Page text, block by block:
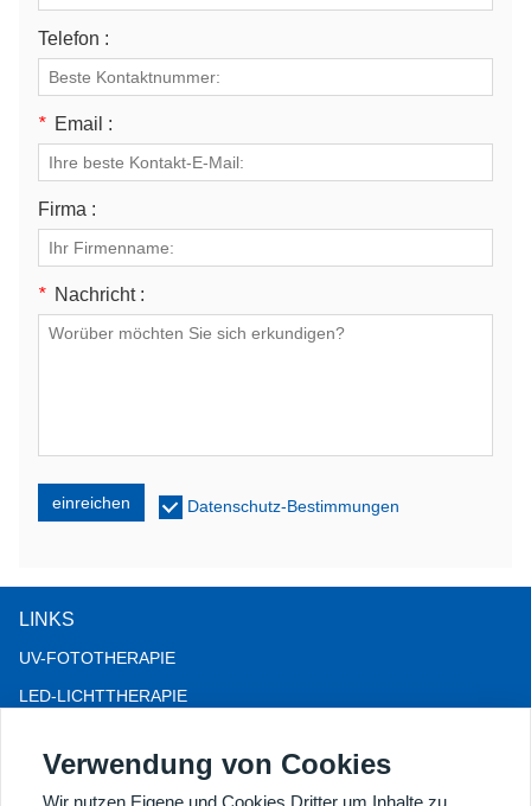
Telefon :
* Email :
Firma :
* Nachricht :
einreichen Datenschutz-Bestimmungen
LINKS
UV-FOTOTHERAPIE
LED-LICHTTHERAPIE
KOLPOSKOP
Verwendung von Cookies
Wir nutzen Eigene und Cookies Dritter um Inhalte zu